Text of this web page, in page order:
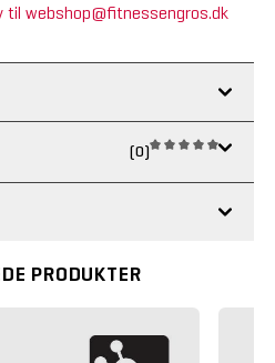
til webshop@fitnessengros.dk
(0)
PRODUKTER